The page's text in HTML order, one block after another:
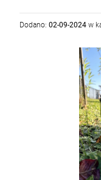
Dodano: 02-09-2024 w